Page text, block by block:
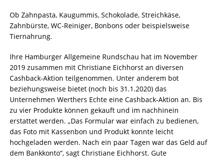
Ob Zahnpasta, Kaugummis, Schokolade, Streichkäse,
Zahnbürste, WC-Reiniger, Bonbons oder beispielsweise
Tiernahrung.
Ihre Hamburger Allgemeine Rundschau hat im November
2019 zusammen mit Christiane Eichhorst an diversen
Cashback-Aktion teilgenommen. Unter anderem bot
beziehungsweise bietet (noch bis 31.1.2020) das
Unternehmen Werthers Echte eine Cashback-Aktion an. Bis
zu vier Produkte können gekauft und im nachhinein
erstattet werden. „Das Formular war einfach zu bedienen,
das Foto mit Kassenbon und Produkt konnte leicht
hochgeladen werden. Nach ein paar Tagen war das Geld auf
dem Bankkonto“, sagt Christiane Eichhorst. Gute